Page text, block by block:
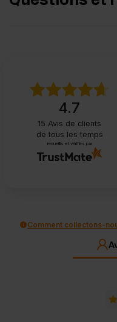
4.7
15 Avis de clients
de tous les temps
recueillis et vérifiés par
Comment collectons-